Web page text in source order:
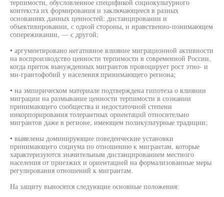
терпимости, обусловленное спецификой социокультурного
контекста их формирования и заключающееся в разных
основаниях данных ценностей: дистанцировании и
объективировании, с одной стороны, и нравственно-понимающем
сопереживании, — с другой;
• аргументировано негативное влияние миграционной активности
на воспроизводство ценности терпимости в современной России,
когда приток вынужденных мигрантов провоцирует рост этно- и
ми-грантофобий у населения принимающего региона;
• на эмпирическом материале подтверждена гипотеза о влиянии
миграции на размывание ценности терпимости в сознании
принимающего сообщества и недостаточной степени
инкорпорирования толерантных ориентаций относительно
мигрантов даже в регионе, имеющем поликультурные традиции;
• выявлены доминирующие поведенческие установки
принимающего социума по отношению к мигрантам, которые
характеризуются значительным дистанцированием местного
населения от приезжих и ориентацией на формализованные меры
регулирования отношений к мигрантам.
На защиту выносятся следующие основные положения: